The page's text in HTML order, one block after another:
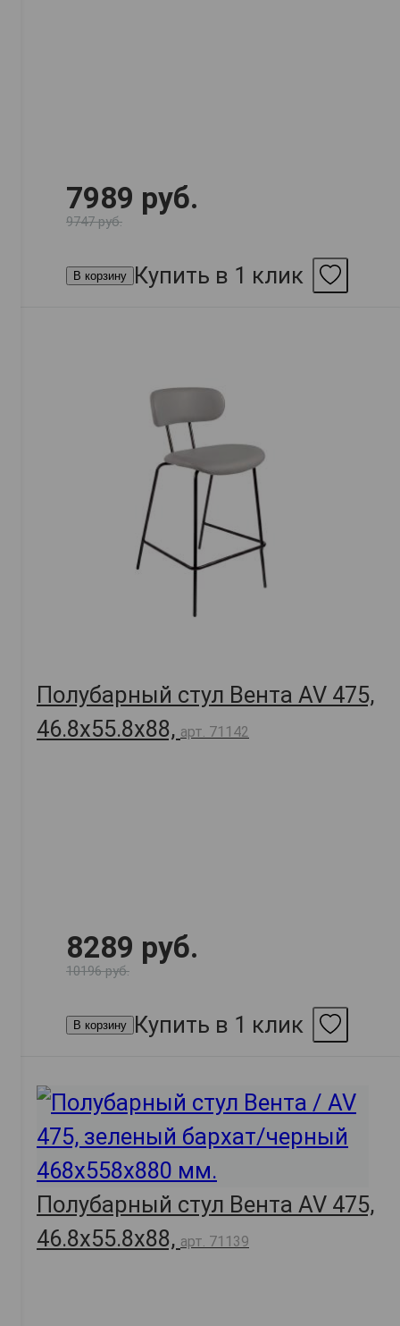
7989 руб.
9747 руб.
В корзину Купить в 1 клик
Полубарный стул Вента AV 475,
46.8х55.8х88, арт. 71142
8289 руб.
10196 руб.
В корзину Купить в 1 клик
Полубарный стул Вента AV 475,
46.8х55.8х88, арт. 71139